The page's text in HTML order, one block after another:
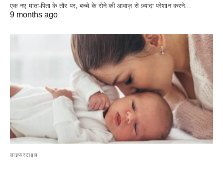
एक नए माता-पिता के तौर पर, बच्चे के रोने की आवाज़ से ज़्यादा परेशान करने…
9 months ago
लाइफस्टाइल